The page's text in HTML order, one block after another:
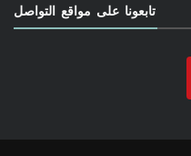
تابعونا على مواقع التواصل